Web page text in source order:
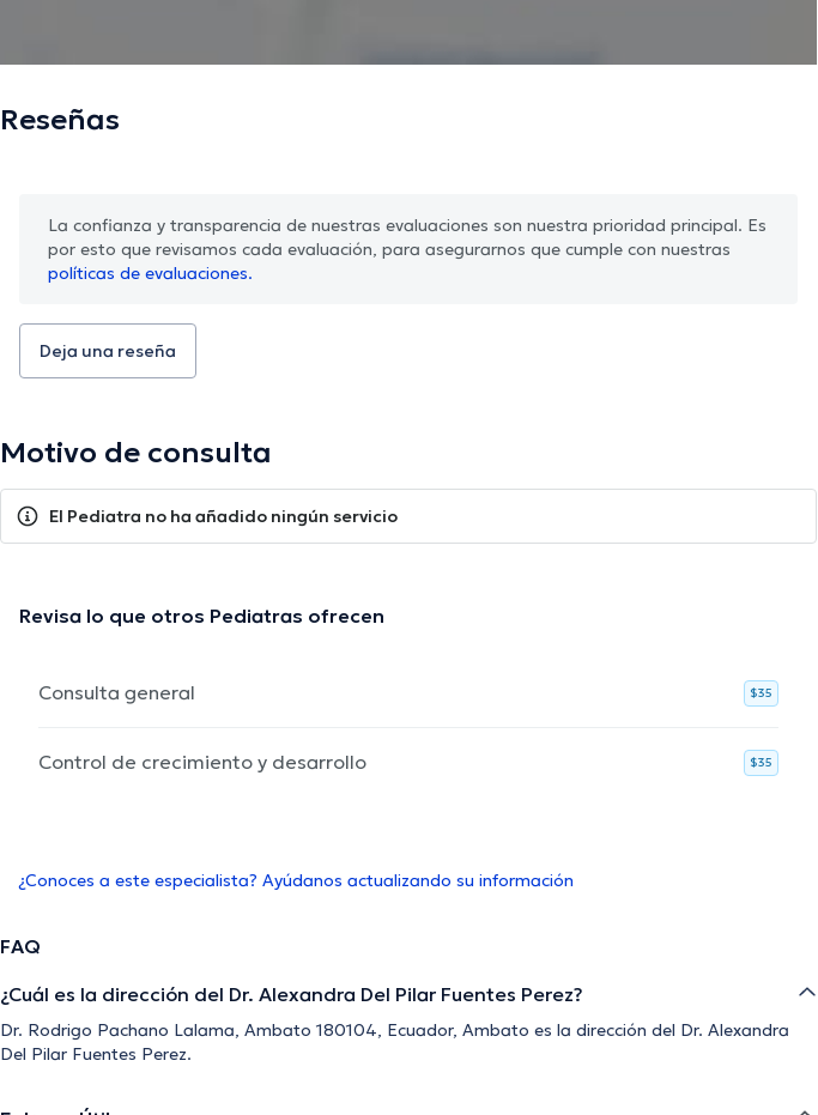
Reseñas
La confianza y transparencia de nuestras evaluaciones son nuestra prioridad principal. Es
por esto que revisamos cada evaluación, para asegurarnos que cumple con nuestras
políticas de evaluaciones.
Deja una reseña
Motivo de consulta
El Pediatra no ha añadido ningún servicio
Revisa lo que otros Pediatras ofrecen
Consulta general $35
Control de crecimiento y desarrollo $35
¿Conoces a este especialista? Ayúdanos actualizando su información
FAQ
¿Cuál es la dirección del Dr. Alexandra Del Pilar Fuentes Perez?
Dr. Rodrigo Pachano Lalama, Ambato 180104, Ecuador, Ambato es la dirección del Dr. Alexandra
Del Pilar Fuentes Perez.